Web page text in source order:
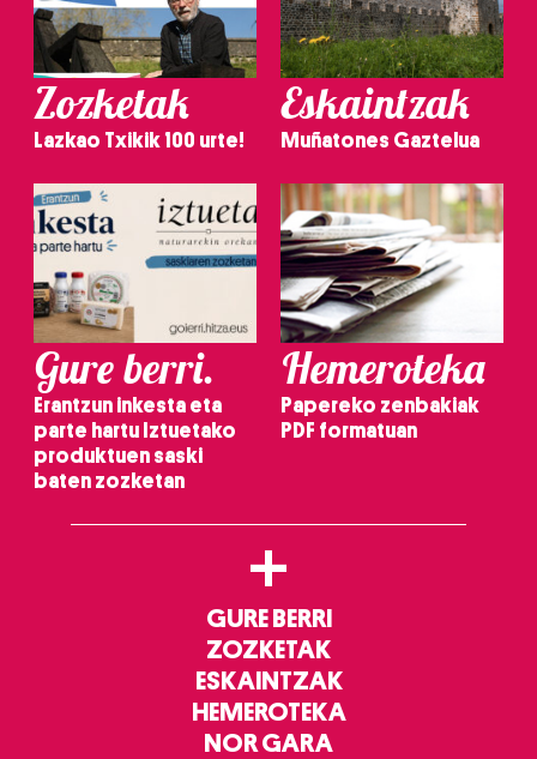
Zozketak
Lazkao Txikik 100 urte!
Eskaintzak
Muñatones Gaztelua
Gure berri.
Erantzun inkesta eta
parte hartu Iztuetako
produktuen saski
baten zozketan
Hemeroteka
Papereko zenbakiak
PDF formatuan
+
GURE BERRI
ZOZKETAK
ESKAINTZAK
HEMEROTEKA
NOR GARA